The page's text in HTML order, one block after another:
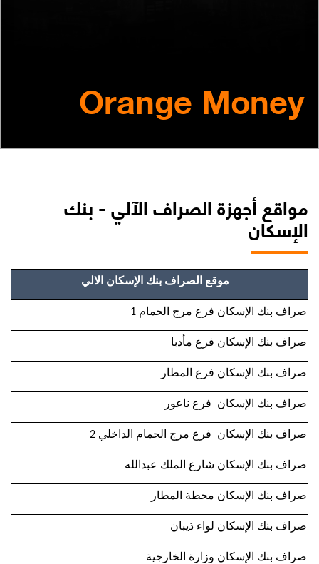
English العربية
مكافآت Max it
Orange Money
مواقع أجهزة الصراف الآلي - بنك
الإسكان
موقع الصراف بنك الإسكان الالي
صراف بنك الإسكان فرع مرج الحمام 1
صراف بنك الإسكان فرع مأدبا
صراف بنك الإسكان فرع المطار
صراف بنك الإسكان فرع ناعور
صراف بنك الإسكان فرع مرج الحمام الداخلي 2
صراف بنك الإسكان شارع الملك عبدالله
صراف بنك الإسكان محطة المطار
صراف بنك الإسكان لواء ذيبان
صراف بنك الإسكان وزارة الخارجية